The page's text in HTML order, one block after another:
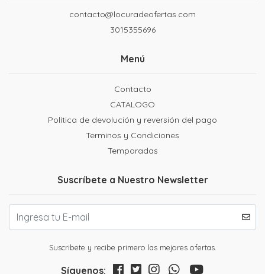
contacto@locuradeofertas.com
3015355696
Menú
Contacto
CATALOGO
Política de devolución y reversión del pago
Terminos y Condiciones
Temporadas
Suscríbete a Nuestro Newsletter
Suscribete y recibe primero las mejores ofertas.
Síguenos: